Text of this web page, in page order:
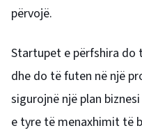
përvojë.
Startupet e përfshira do
dhe do të futen në një
sigurojnë një plan
e tyre të menaxhimit të